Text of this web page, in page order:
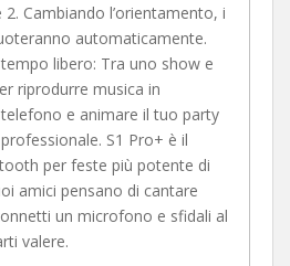
2. Cambiando l’orientamento, i
automaticamente.
libero: Tra uno show e
riprodurre musica in
e animare il tuo party
S1 Pro+ è il
per feste più potente di
amici pensano di cantare
un microfono e sfidali al
valere.